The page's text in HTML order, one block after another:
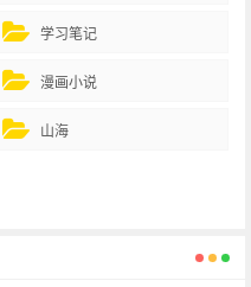
学习笔记
漫画小说
山海